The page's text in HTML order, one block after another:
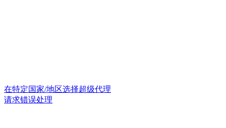
在特定国家/地区选择超级代理
请求错误处理